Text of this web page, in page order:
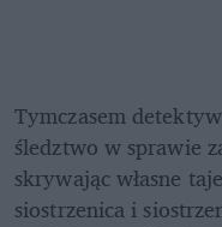
Tymczasem
śledztwo w sprawie
skrywając własne
siostrzenica i